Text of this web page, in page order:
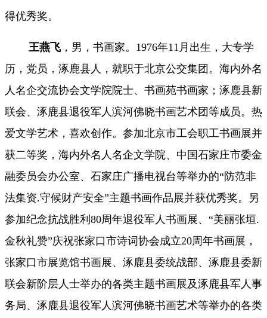
得优秀奖。
王燕飞 ，男，书画家。 1976年11月出生，大专学
历，党员，涿鹿县人 ，就职于北京公交集团。海内外名
人名企交流协会文学院院士、书画苑书画家；涿鹿县新
联会、涿鹿县退役军人滨河佛晓书画艺术团等成员。 热
爱文学艺术，喜欢创作。参加北京市工会职工书画展并
获二等奖，海内外名人名企文学院、中国石家庄市委金
融委员会办公室、石家庄广播电视台等举办的“防范非
法集资.守候财产安全”主题书画作品展并获优秀奖。 另
参加纪念抗战胜利 80周年退役军人书画展、“美丽张垣.
金秋礼赞”庆祝张家口市诗词协会成立20周年书画展，
张家口市展览馆书画展、涿鹿县委统战部、涿鹿县委新
联会新阶层人士举办的各类主题书画展及涿鹿县军人事
务局、涿鹿县退役军人滨河佛晓书画艺术等举办的各类